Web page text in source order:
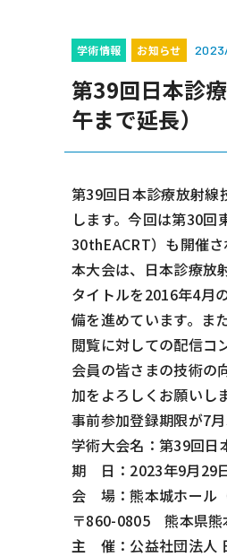
学術情報 お知らせ
第39回日本診
午まで延長）
第39回日本診療放射線
します。今回は第30
30thEACRT）も開催さ
本大会は、日本診療放
タイトルを2016年4月
備を進めています。ま
閲覧に対しての配信コ
会員の皆さまの技術の
加をよろしくお願いしま
事前参加登録期限が7
学術大会名：第39回日
期 日：2023年9月29
会 場：熊本城ホール
〒860-0805 熊本県熊
主 催：公益社団法人